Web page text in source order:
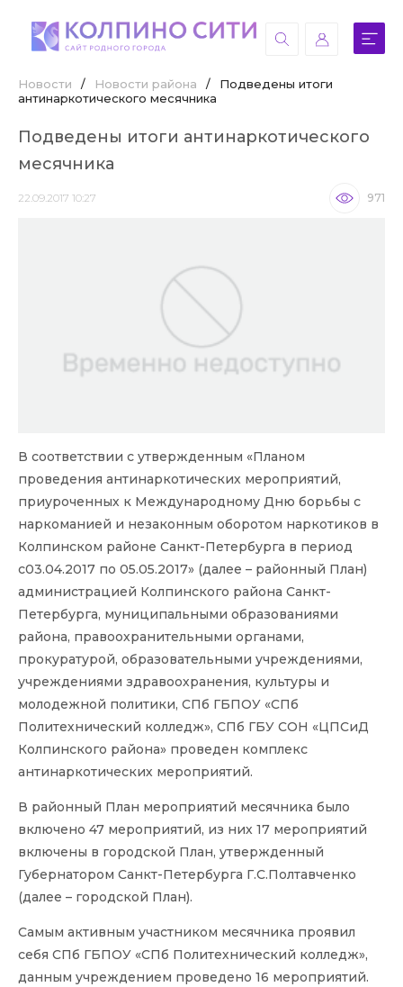
Новости / Новости района /
Подведены итоги
антинаркотического месячника
Подведены итоги антинаркотического
месячника
22.09.2017 10:27 971
В соответствии с утвержденным «Планом
проведения антинаркотических мероприятий,
приуроченных к Международному Дню борьбы с
наркоманией и незаконным оборотом наркотиков в
Колпинском районе Санкт-Петербурга в период
с03.04.2017 по 05.05.2017» (далее – районный План)
администрацией Колпинского района Санкт-
Петербурга, муниципальными образованиями
района, правоохранительными органами,
прокуратурой, образовательными учреждениями,
учреждениями здравоохранения, культуры и
молодежной политики, СПб ГБПОУ «СПб
Политехнический колледж», СПб ГБУ СОН «ЦПСиД
Колпинского района» проведен комплекс
антинаркотических мероприятий.
В районный План мероприятий месячника было
включено 47 мероприятий, из них 17 мероприятий
включены в городской План, утвержденный
Губернатором Санкт-Петербурга Г.С.Полтавченко
(далее – городской План).
Самым активным участником месячника проявил
себя СПб ГБПОУ «СПб Политехнический колледж»,
данным учреждением проведено 16 мероприятий.